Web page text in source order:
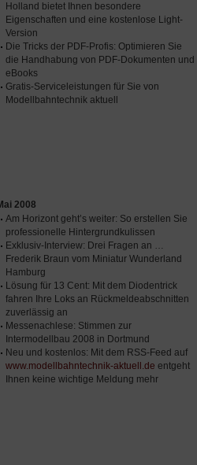
Holland bietet Ihnen besondere
Eigenschaften und eine kostenlose Light-
Version
Die Tricks der PDF-Profis: Optimieren Sie
die Handhabung von PDF-Dokumenten und
eBooks
Gratis-Serviceleistungen für Sie von
Modellbahntechnik aktuell
2008
Am Horizont geht’s weiter: So erstellen Sie
professionelle Hintergrundkulissen
Exklusiv-Interview: Drei Fragen an …
Frederik Braun vom Miniatur Wunderland
Hamburg
Lösung für 13 Cent: Mit dem Diodentrick
fahren Ihre Loks an Rückmeldeabschnitten
zuverlässig an
Messenachlese: Stimmen zur
Intermodellbau 2008 in Dortmund
Neu und kostenlos: Mit dem RSS-Feed auf
www.modellbahntechnik-aktuell.de entgeht
Ihnen keine wichtige Meldung mehr